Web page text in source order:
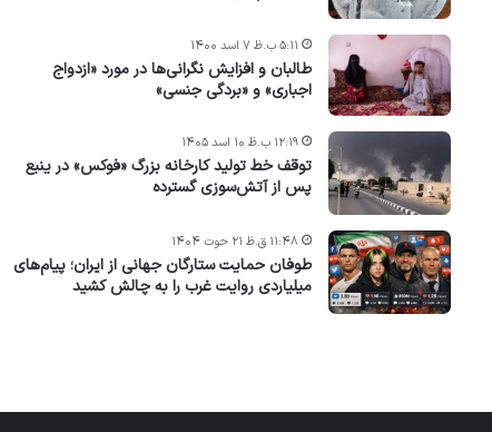
طالبان و افزایش نگرانی‌ها در مورد «ازدواج
اجباری» و «بردگی جنسی»
۵:۱۱ ب.ظ ۷ اسد ۱۴۰۰
توقف خط تولید کارخانه بزرگ «فوکس» در ینبع
پس از آتش‌سوزی گسترده
۱۲:۱۹ ب.ظ ۱۰ اسد ۱۴۰۵
طوفان حمایت ستارگان جهانی از ایران؛ پیام‌های
میلیاردی روایت غرب را به چالش کشید
۱۱:۴۸ ق.ظ ۲۱ حوت ۱۴۰۴